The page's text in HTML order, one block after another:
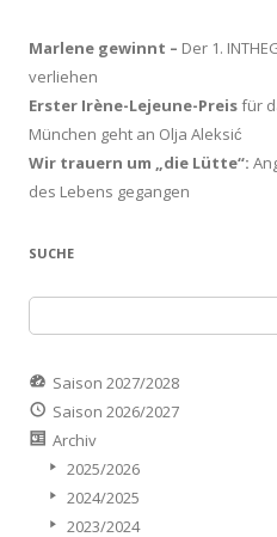
Marlene gewinnt – Der 1.
verliehen
Erster Irène-Lejeune-Preisfür
München geht an Olja Aleksić
Wir trauern um „die Lütte“:
des Lebens gegangen
SUCHE
nach:
Saison 2027/2028
Saison 2026/2027
Archiv
2025/2026
2024/2025
2023/2024